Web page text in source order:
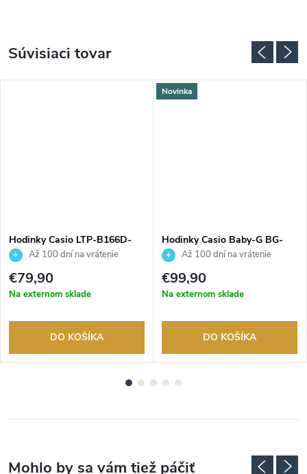
Súvisiaci tovar
Hodinky Casio LTP-B166D-
7AVEFAž 100 dní na vrátenie
tovaru. Autorizovaný predajca.
€79,90
Na externom sklade
DO KOŠÍKA
Novinka
Hodinky Casio Baby-G BG-
169KB-4B1ER
Až 100 dní na vrátenie
tovaru. Autorizovaný predajca.
€99,90
Na externom sklade
DO KOŠÍKA